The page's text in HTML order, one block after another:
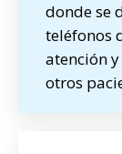
donde se
teléfonos
atención
otros